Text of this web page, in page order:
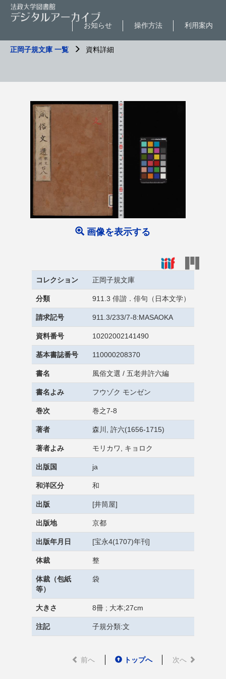
利用案内
操作方法
お知らせ
正岡子規文庫 一覧 資料詳細
画像を表示する
コレクション 正岡子規文庫
分類 911.3 俳諧．俳句（日本文学）
請求記号 911.3/233/7-8:MASAOKA
資料番号 10202002141490
基本書誌番号 110000208370
書名 風俗文選 / 五老井許六編
書名よみ フウゾク モンゼン
巻次 巻之7-8
著者 森川, 許六(1656-1715)
著者よみ モリカワ, キョロク
出版国 ja
和洋区分 和
出版 [井筒屋]
出版地 京都
出版年月日 [宝永4(1707)年刊]
体裁 整
体裁（包紙
等）
袋
大きさ 8冊 ; 大本;27cm
注記 子規分類:文
前へ トップへ 次へ